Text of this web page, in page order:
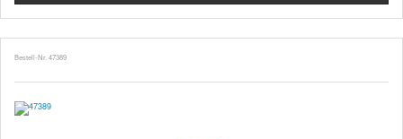
Bestell-Nr. 47389